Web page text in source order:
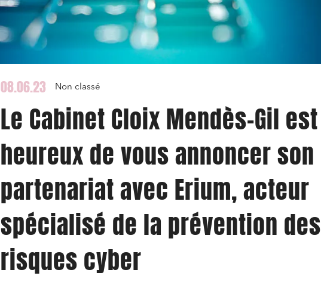
08.06.23 Non classé
Le Cabinet Cloix Mendès-Gil est
heureux de vous annoncer son
partenariat avec Erium, acteur
spécialisé de la prévention des
risques cyber